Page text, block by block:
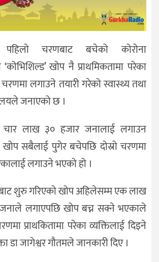
चरणबाट बचेको कोरोना
खोप नै प्राथमिकतामा परेका
चरणमा लगाउने तयारी गरेको स्वास्थ्य तथा
जनाएको छ ।
चार लाख ३० हजार जनालाई लगाउन
सबैलाई पुगेर बचेपछि दोस्रो चरणमा
लगाउने भएको हो ।
शुरु गरिएको खोप अहिलेसम्म एक लाख
लगाएपछि खोप बच्न सक्ने भएकाले
प्राथकितामा परेका व्यक्तिलाई दिइने
डा जागेश्वर गौतमले जानकारी दिए ।